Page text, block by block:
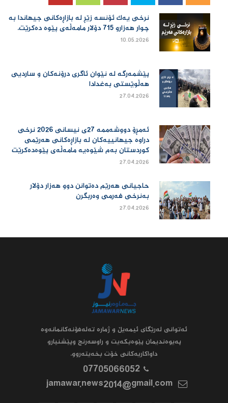
نرخی یەك ئۆنسە زێڕ لە بازاڕەكانی جیهاندا بە
چوار هەزارو 715 دۆلار مامەڵەی پێوە دەكرێت.
10.05.2026
پێشمەرگە لە نێوان ئاگری درۆنەکان و ساردیی
هەڵوێستی بەغدادا
27.04.2026
ئەمڕۆ دووشەممە 27ی نیسانی 2026 نرخی
دراوە جیهانییەكان لە بازاڕەكانی هەرێمی
كوردستان بەم شێوەیە مامەڵەی پێوەدەكرێت
27.04.2026
حاجیانی هەرێم دەتوانن دوو هەزار دۆلار
بەنرخی فەرمی وەربگرن
27.04.2026
ئه‌توانى له‌رێگاى ئیمه‌یڵ و ژماره‌ ته‌له‌فۆنه‌کانمانه‌وه‌
په‌یوه‌ندیمان پێوه‌بکه‌یت و راوسه‌رنج وپێشنیارو
داواکاریه‌کانى خۆت بخه‌یته‌روو.
07705066052
jamawar.news2014@gmail.com